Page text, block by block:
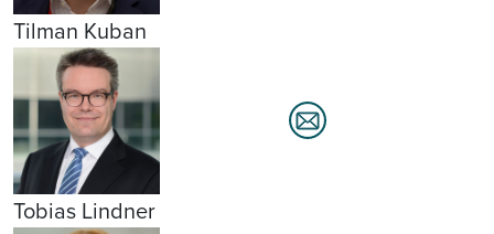
Tilman Kuban
Tobias Lindner